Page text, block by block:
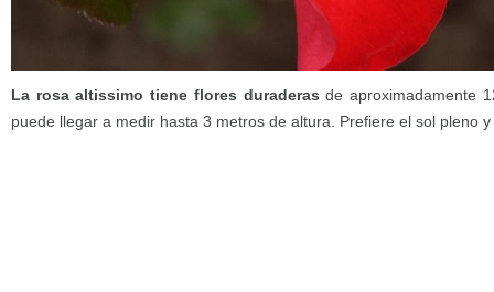
La rosa altissimo tiene flores duraderas de aproximadamente
puede llegar a medir hasta 3 metros de altura. Prefiere el sol pleno